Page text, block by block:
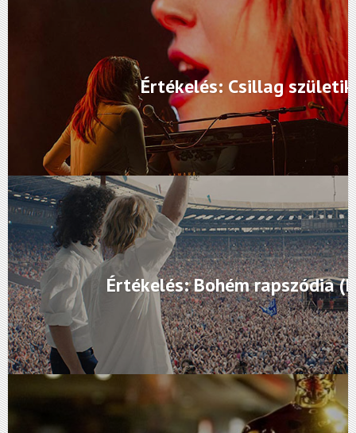
Értékelés: Csillag
Értékelés: Bohém rapszódia